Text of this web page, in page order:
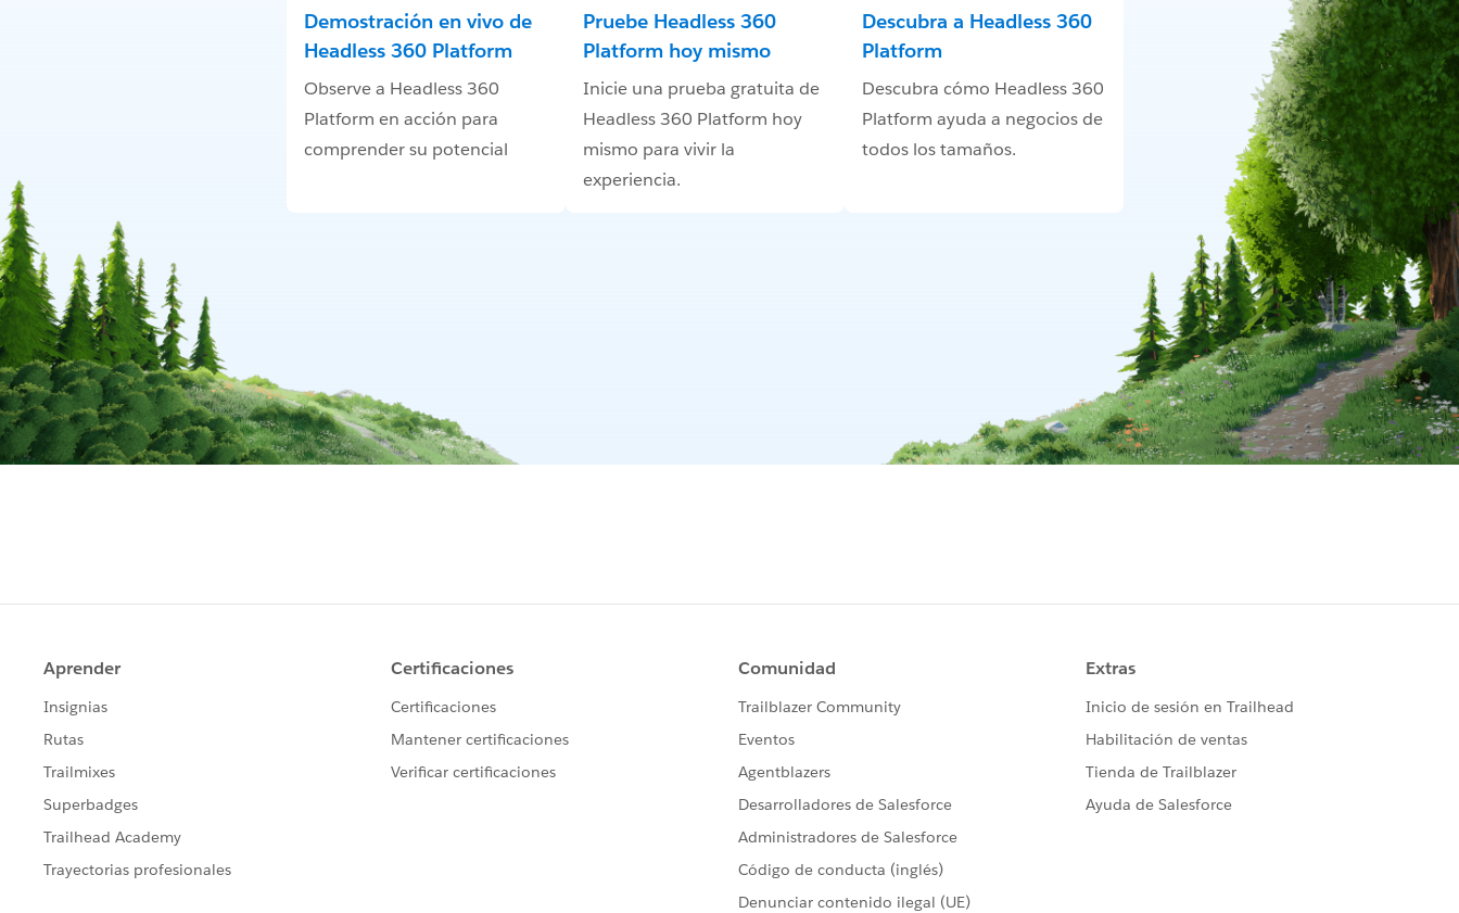
Demostración en vivo de
Headless 360 Platform
Observe a Headless 360
Platform en acción para
comprender su potencial
Pruebe Headless 360
Platform hoy mismo
Inicie una prueba gratuita de
Headless 360 Platform hoy
mismo para vivir la
experiencia.
Descubra a Headless 360
Platform
Descubra cómo Headless 360
Platform ayuda a negocios de
todos los tamaños.